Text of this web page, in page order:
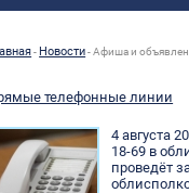
- Новости-Афиша и
телефонные линии
4 августа
18-69 в
проведёт